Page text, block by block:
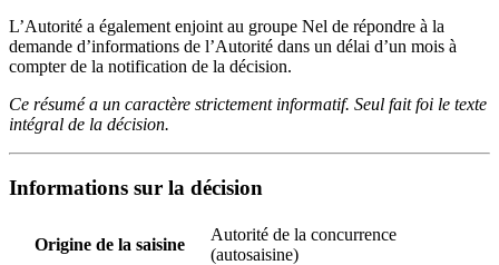
L’Autorité a également enjoint au groupe Nel de répondre à la
demande d’informations de l’Autorité dans un délai d’un mois à
compter de la notification de la décision.
Ce résumé a un caractère strictement informatif. Seul fait foi le texte
intégral de la décision.
Informations sur la décision
Origine de la saisine
Autorité de la concurrence
(autosaisine)